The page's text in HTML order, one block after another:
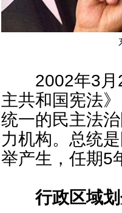
2002年3月
主共和国宪法
统一的民主法
力机构。总统
举产生，任期5
行政区域划